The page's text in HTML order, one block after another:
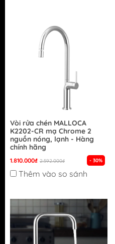
Vòi rửa chén MALLOCA
K2202-CR mạ Chrome 2
nguồn nóng, lạnh - Hàng
chính hãng
1.810.000₫ 2.592.000₫ - 30%
Thêm vào so sánh